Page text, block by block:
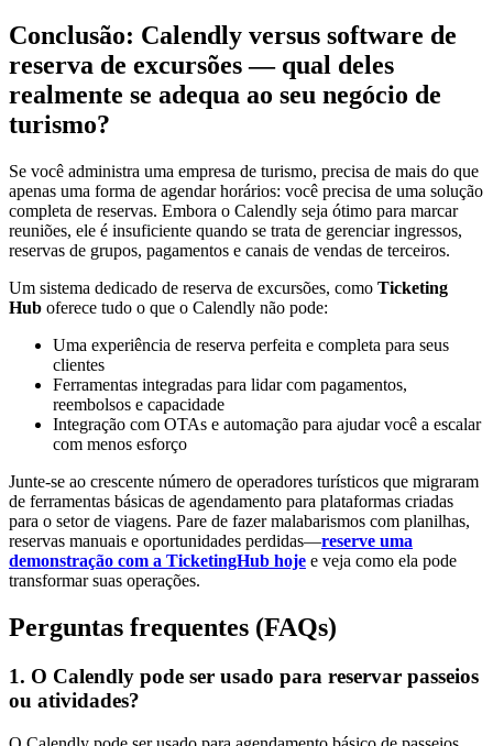
Conclusão: Calendly versus software de
reserva de excursões — qual deles
realmente se adequa ao seu negócio de
turismo?
Se você administra uma empresa de turismo, precisa de mais do que
apenas uma forma de agendar horários: você precisa de uma solução
completa de reservas. Embora o Calendly seja ótimo para marcar
reuniões, ele é insuficiente quando se trata de gerenciar ingressos,
reservas de grupos, pagamentos e canais de vendas de terceiros.
Um sistema dedicado de reserva de excursões, como Ticketing
Hub oferece tudo o que o Calendly não pode:
Uma experiência de reserva perfeita e completa para seus
clientes
Ferramentas integradas para lidar com pagamentos,
reembolsos e capacidade
Integração com OTAs e automação para ajudar você a escalar
com menos esforço
Junte-se ao crescente número de operadores turísticos que migraram
de ferramentas básicas de agendamento para plataformas criadas
para o setor de viagens. Pare de fazer malabarismos com planilhas,
reservas manuais e oportunidades perdidas—reserve uma
demonstração com a TicketingHub hoje e veja como ela pode
transformar suas operações.
Perguntas frequentes (FAQs)
1. O Calendly pode ser usado para reservar passeios
ou atividades?